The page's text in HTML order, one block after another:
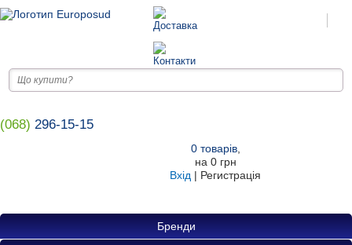
(068) 296-15-15
0товарів,
на 0 грн
Вхід | Регистрація
Бренди